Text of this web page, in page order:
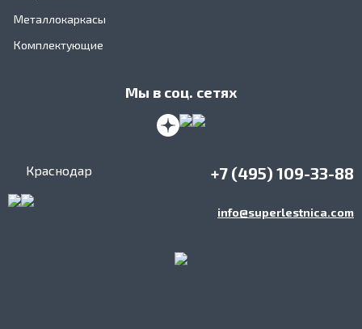
Металлокаркасы
Комплектующие
Мы в соц. сетях
Краснодар +7 (495) 109-33-88
info@superlestnica.com